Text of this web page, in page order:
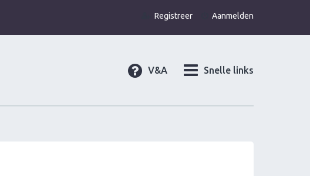
Aanmelden
Registreer
Snelle links
V&A